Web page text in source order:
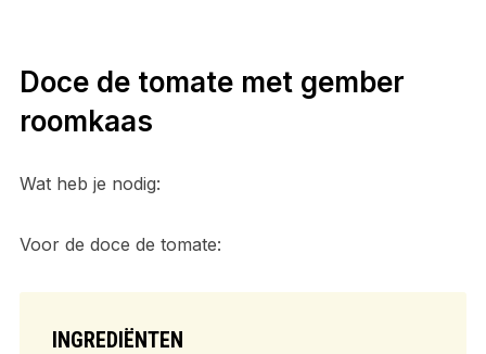
Doce de tomate met gember
roomkaas
Wat heb je nodig:
Voor de doce de tomate:
INGREDIËNTEN